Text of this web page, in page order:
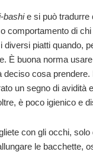
bashie si può tradurre
comportamento di chi
diversi piatti quando,
È buona norma
deciso cosa
un segno di avidità
è poco igienico e
con gli occhi,
le bacchette,